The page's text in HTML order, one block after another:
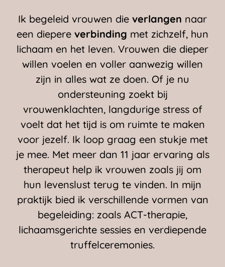
Ik begeleid vrouwen die verlangen naar
een diepere verbinding met zichzelf, hun
lichaam en het leven. Vrouwen die dieper
willen voelen en voller aanwezig willen
zijn in alles wat ze doen. Of je nu
ondersteuning zoekt bij
vrouwenklachten, langdurige stress of
voelt dat het tijd is om ruimte te maken
voor jezelf. Ik loop graag een stukje met
je mee. Met meer dan 11 jaar ervaring als
therapeut help ik vrouwen zoals jij om
hun levenslust terug te vinden. In mijn
praktijk bied ik verschillende vormen van
begeleiding: zoals ACT-therapie,
lichaamsgerichte sessies en verdiepende
truffelceremonies.